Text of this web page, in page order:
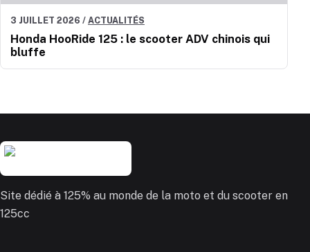
3 JUILLET 2026 / ACTUALITÉS
Honda HooRide 125 : le scooter ADV chinois qui
bluffe
Site dédié à 125% au monde de la moto et du scooter en
125cc